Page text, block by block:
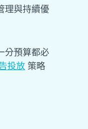
理與持續優
分預算都必
投放 策略